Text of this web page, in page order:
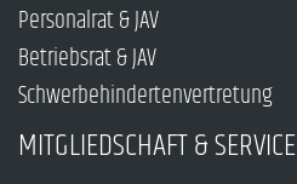
Personalrat & JAV
Betriebsrat & JAV
Schwerbehindertenvertretung
MITGLIEDSCHAFT & SERVICE